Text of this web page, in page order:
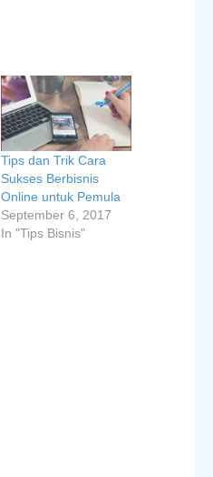
Tips dan Trik Cara
Sukses Berbisnis
Online untuk Pemula
September 6, 2017
In "Tips Bisnis"